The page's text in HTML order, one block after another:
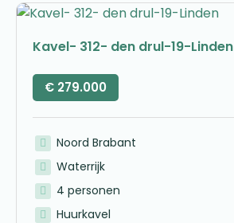
Kavel- 312- den drul-19-Linden
€ 279.000
Noord Brabant
Waterrijk
4 personen
Huurkavel